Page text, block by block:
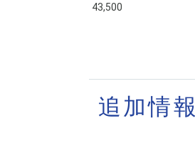
43,500
追加情報